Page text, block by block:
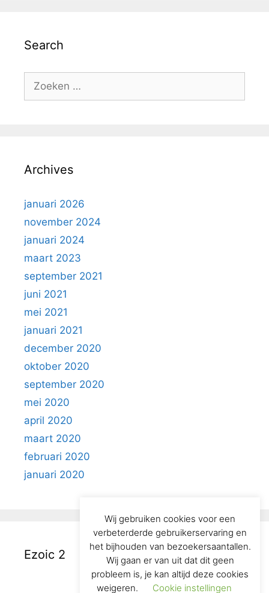
Search
Zoek
Archives
januari 2026
november 2024
januari 2024
maart 2023
september 2021
juni 2021
mei 2021
januari 2021
december 2020
oktober 2020
september 2020
mei 2020
april 2020
maart 2020
februari 2020
januari 2020
Ezoic 2
Wij gebruiken cookies voor een
verbeterderde gebruikerservaring en
het bijhouden van bezoekersaantallen.
Wij gaan er van uit dat dit geen
probleem is, je kan altijd deze cookies
weigeren.
Cookie instellingen